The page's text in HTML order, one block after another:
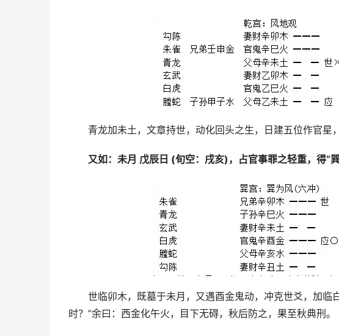
青龙加未土，文章持世，动化回头之生，日建五位作官星
又如：未月 戊辰日 (旬空：戌亥)，占官事罪之轻重，得“
世临卯木，既墓于未月，又遇酉金鬼动，冲克世爻，加临
时？”余曰：西金化午火，目下无碍，秋后防之，果至秋典刑。